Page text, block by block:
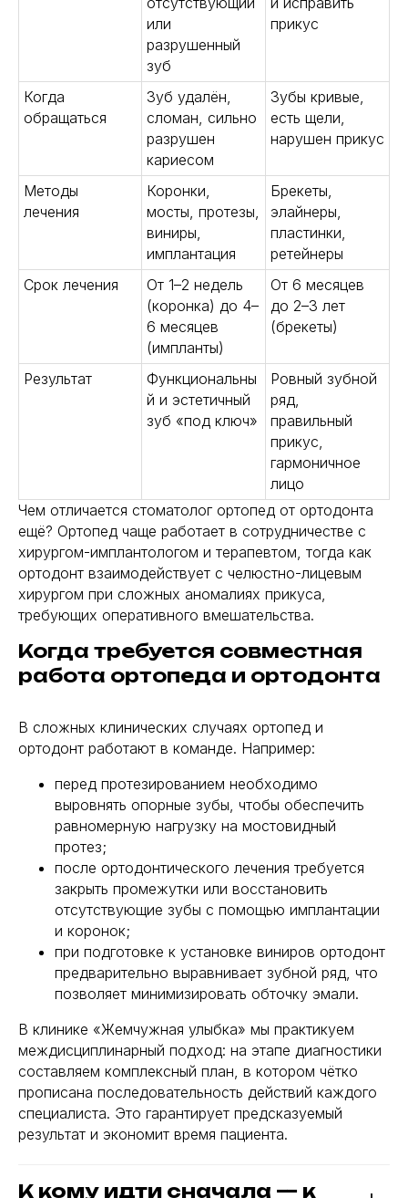
или
разрушенный
зуб
прикус
Когда
обращаться
Зуб удалён,
сломан, сильно
разрушен
кариесом
Зубы кривые,
есть щели,
нарушен прикус
Методы
лечения
Коронки,
мосты, протезы,
виниры,
имплантация
Брекеты,
элайнеры,
пластинки,
ретейнеры
Срок лечения
От 1–2 недель
(коронка) до 4–
6 месяцев
(импланты)
От 6 месяцев
до 2–3 лет
(брекеты)
Результат
Функциональны
й и эстетичный
зуб «под ключ»
Ровный зубной
ряд,
правильный
прикус,
гармоничное
лицо
Чем отличается стоматолог ортопед от ортодонта
ещё? Ортопед чаще работает в сотрудничестве с
хирургом-имплантологом и терапевтом, тогда как
ортодонт взаимодействует с челюстно-лицевым
хирургом при сложных аномалиях прикуса,
требующих оперативного вмешательства.
Когда требуется совместная
работа ортопеда и ортодонта
В сложных клинических случаях ортопед и
ортодонт работают в команде. Например:
перед протезированием необходимо
выровнять опорные зубы, чтобы обеспечить
равномерную нагрузку на мостовидный
протез;
после ортодонтического лечения требуется
закрыть промежутки или восстановить
отсутствующие зубы с помощью имплантации
и коронок;
при подготовке к установке виниров ортодонт
предварительно выравнивает зубной ряд, что
позволяет минимизировать обточку эмали.
В клинике «Жемчужная улыбка» мы практикуем
междисциплинарный подход: на этапе диагностики
составляем комплексный план, в котором чётко
прописана последовательность действий каждого
специалиста. Это гарантирует предсказуемый
результат и экономит время пациента.
К кому идти сначала — к
Услуги
Наши соцсети
Сургут, проспект
мира 53
Лечение зубов
Главная
Наши врачи
Юридическая информация
Имплантация зубов
Профессиональная гигиена